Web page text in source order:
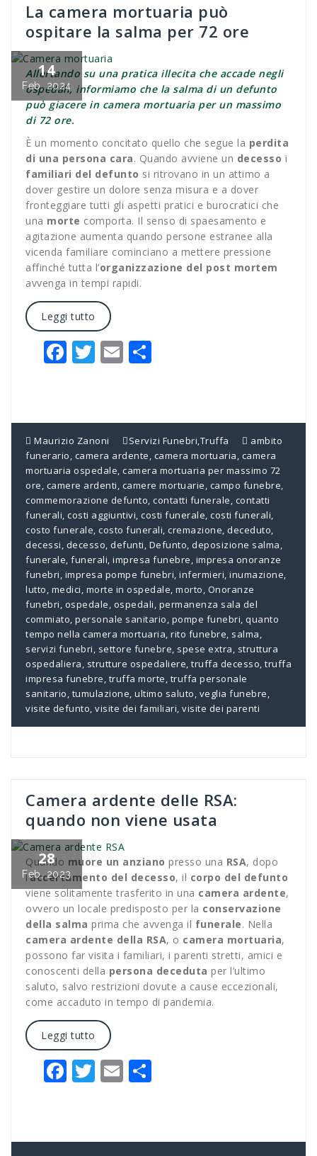
La camera mortuaria può
ospitare la salma per 72 ore
14
Feb, 2024
Allertando su una pratica illecita che accade negli
ospedali, informiamo che la salma di un defunto
può giacere in camera mortuaria per un massimo
di 72 ore.
È un momento concitato quello che segue la perdita
di una persona cara. Quando avviene un decesso i
familiari del defunto si ritrovano in un attimo a
dover gestire un dolore senza misura e a dover
fronteggiare tutti gli aspetti pratici e burocratici che
una morte comporta. Il senso di spaesamento e
agitazione aumenta quando persone estranee alla
vicenda familiare cominciano a mettere pressione
affinché tutta l’organizzazione del post mortem
avvenga in tempi rapidi.
Leggi tutto
Facebook
Twitter
Email
Maurizio Zanoni Servizi Funebri,Truffa
ambito
funerario, camera ardente, camera mortuaria, camera
mortuaria ospedale, camera mortuaria per massimo 72
ore, camere ardenti, camere mortuarie, campo funebre,
commemorazione defunto, contatti funerale, contatti
funerali, costi aggiuntivi, costi funerale, costi funerali,
costo funerale, costo funerali, cremazione, deceduto,
decessi, decesso, defunti, Defunto, deposizione salma,
funerale, funerali, impresa funebre, impresa onoranze
funebri, impresa pompe funebri, infermieri, inumazione,
lutto, medici, morte in ospedale, morto, Onoranze
funebri, ospedale, ospedali, permanenza sala del
commiato, personale sanitario, pompe funebri, quanto
tempo nella camera mortuaria, rito funebre, salma,
servizi funebri, settore funebre, spese extra, struttura
ospedaliera, strutture ospedaliere, truffa decesso, truffa
impresa funebre, truffa morte, truffa personale
sanitario, tumulazione, ultimo saluto, veglia funebre,
visite defunto, visite dei familiari, visite dei parenti
Camera ardente delle RSA:
quando non viene usata
28
Feb, 2023
Quando muore un anziano presso una RSA, dopo
l’accertamento del decesso, il corpo del defunto
viene solitamente trasferito in una camera ardente,
ovvero un locale predisposto per la conservazione
della salma prima che avvenga il funerale. Nella
camera ardente della RSA, o camera mortuaria,
possono far visita i familiari, i parenti stretti, amici e
conoscenti della persona deceduta per l’ultimo
saluto, salvo restrizioni dovute a cause eccezionali,
come accaduto in tempo di pandemia.
Leggi tutto
Facebook
Twitter
Email